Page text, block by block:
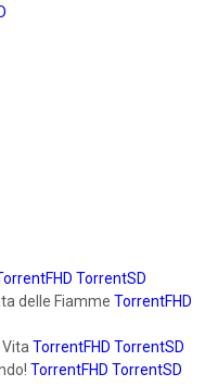
TorrentSD
delle Fiamme TorrentFHD
TorrentFHD TorrentSD
TorrentFHD TorrentSD